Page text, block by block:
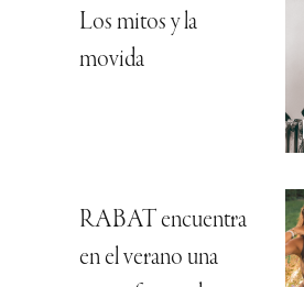
Los mitos y la
movida
RABAT encuentra
en el verano una